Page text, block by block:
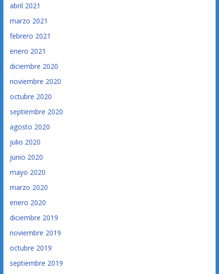
abril 2021
marzo 2021
febrero 2021
enero 2021
diciembre 2020
noviembre 2020
octubre 2020
septiembre 2020
agosto 2020
julio 2020
junio 2020
mayo 2020
marzo 2020
enero 2020
diciembre 2019
noviembre 2019
octubre 2019
septiembre 2019